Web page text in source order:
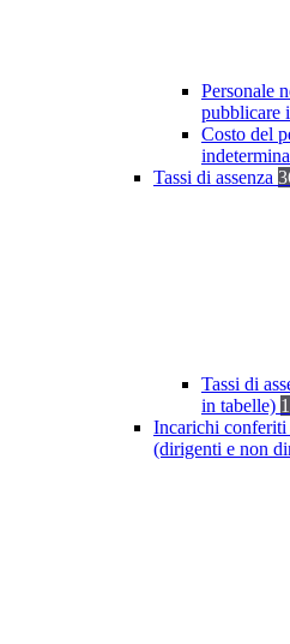
Personale
pubblicare
Costo del
Tassi di assenza
Tassi di
in tabelle)
Incarichi conferiti
(dirigenti e non